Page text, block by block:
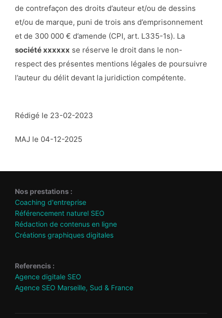
de contrefaçon des droits d’auteur et/ou de dessins
et/ou de marque, puni de trois ans d’emprisonnement
et de 300 000 € d’amende (CPI, art. L335-1s). La
société xxxxxx se réserve le droit dans le non-
respect des présentes mentions légales de poursuivre
l’auteur du délit devant la juridiction compétente.
Rédigé le 23-02-2023
MAJ le 04-12-2025
Nos prestations :
Coaching d'entreprise
Référencement naturel SEO
Rédaction de contenus en ligne
Créations graphiques digitales
Referencis :
Agence digitale SEO
Agence SEO Marseille, Sud & France